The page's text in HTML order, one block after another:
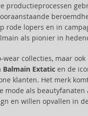
productieprocessen
rode lopers en in
als pionier in
collecties, maar ook
Balmain Extaticen de
klanten. Het merk
mode als beautyfanaten
en willen opvallen in